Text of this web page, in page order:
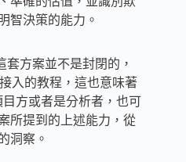
智決策的能力。
套方案並不是封閉的，
入的教程，這也意味著
方或者是分析者，也可
所提到的上述能力，從
洞察。